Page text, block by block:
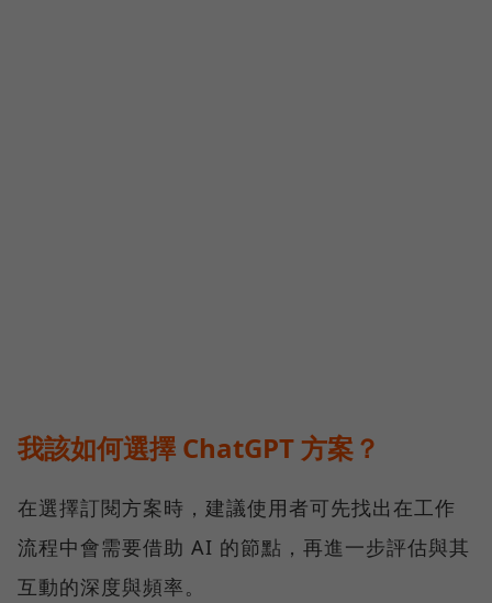
我該如何選擇 ChatGPT 方案？
在選擇訂閱方案時，建議使用者可先找出在工作
流程中會需要借助 AI 的節點，再進一步評估與其
互動的深度與頻率。